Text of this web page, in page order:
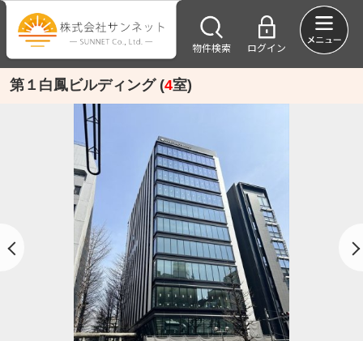
物件検索 ログイン
第１白鳳ビルディング (4室)